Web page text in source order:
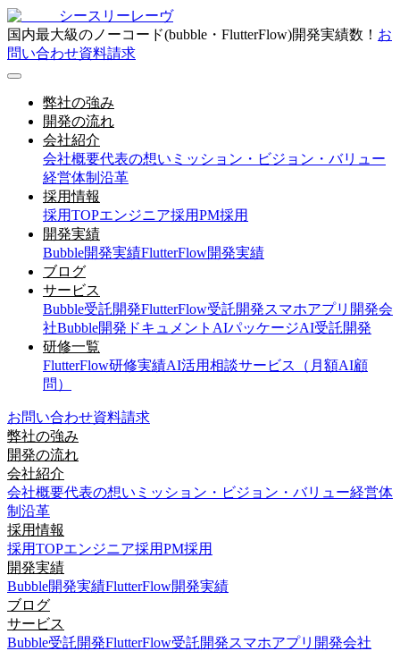
シースリーレーヴ
国内最大級のノーコード(bubble・FlutterFlow)開発実績数！ お
問い合わせ資料請求
弊社の強み
開発の流れ
会社紹介
会社概要代表の想い ミッション・ビジョン・バリュー
経営体制 沿革
採用情報
採用TOPエンジニア採用PM採用
開発実績
Bubble開発実績FlutterFlow開発実績
ブログ
サービス
Bubble受託開発FlutterFlow受託開発スマホアプリ開発会
社Bubble開発ドキュメント AIパッケージAI受託開発
研修一覧
FlutterFlow研修実績AI活用相談サービス（月額AI顧
問）
お問い合わせ資料請求
弊社の強み
開発の流れ
会社紹介
会社概要代表の想い ミッション・ビジョン・バリュー経営体
制 沿革
採用情報
採用TOPエンジニア採用PM採用
開発実績
Bubble開発実績FlutterFlow開発実績
ブログ
サービス
Bubble受託開発FlutterFlow受託開発スマホアプリ開発会社